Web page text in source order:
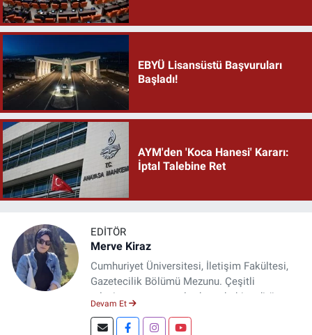
EBYÜ Lisansüstü Başvuruları
Başladı!
AYM'den 'Koca Hanesi' Kararı:
İptal Talebine Ret
EDITÖR
Merve Kiraz
Cumhuriyet Üniversitesi, İletişim Fakültesi,
Gazetecilik Bölümü Mezunu. Çeşitli
televizyon ve gazetelerde muhabir, editör,
Şuan, www.dogugazetesi.com adlı haber
Devam Et